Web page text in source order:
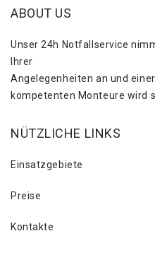
ABOUT US
Unser 24h Notfallservice
Ihrer
Angelegenheiten an und
kompetenten Monteure wird
NÜTZLICHE LINKS
Einsatzgebiete
Preise
Kontakte